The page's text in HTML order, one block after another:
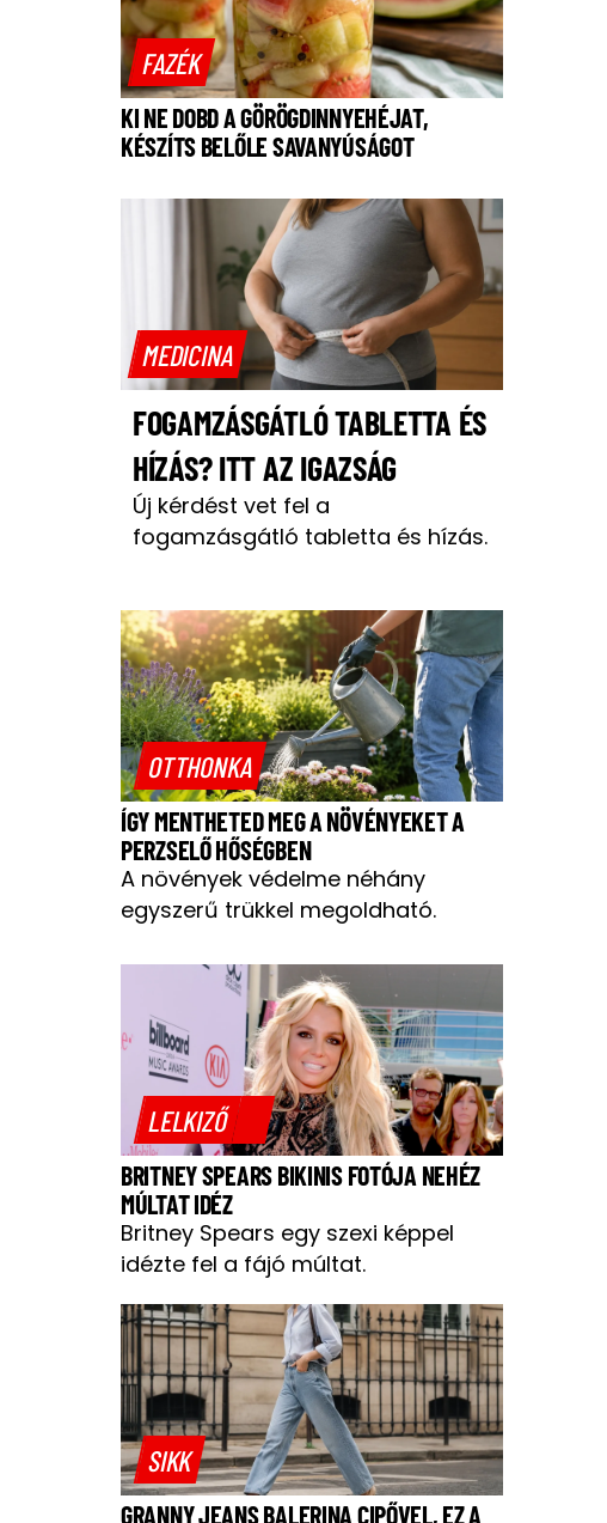
FAZÉK
KI NE DOBD A GÖRÖGDINNYEHÉJAT,
KÉSZÍTS BELŐLE SAVANYÚSÁGOT
MEDICINA
FOGAMZÁSGÁTLÓ TABLETTA ÉS
HÍZÁS? ITT AZ IGAZSÁG
Új kérdést vet fel a
fogamzásgátló tabletta és hízás.
OTTHONKA
ÍGY MENTHETED MEG A NÖVÉNYEKET A
PERZSELŐ HŐSÉGBEN
A növények védelme néhány
egyszerű trükkel megoldható.
LELKIZŐ
BRITNEY SPEARS BIKINIS FOTÓJA NEHÉZ
MÚLTAT IDÉZ
Britney Spears egy szexi képpel
idézte fel a fájó múltat.
SIKK
GRANNY JEANS BALERINA CIPŐVEL, EZ A